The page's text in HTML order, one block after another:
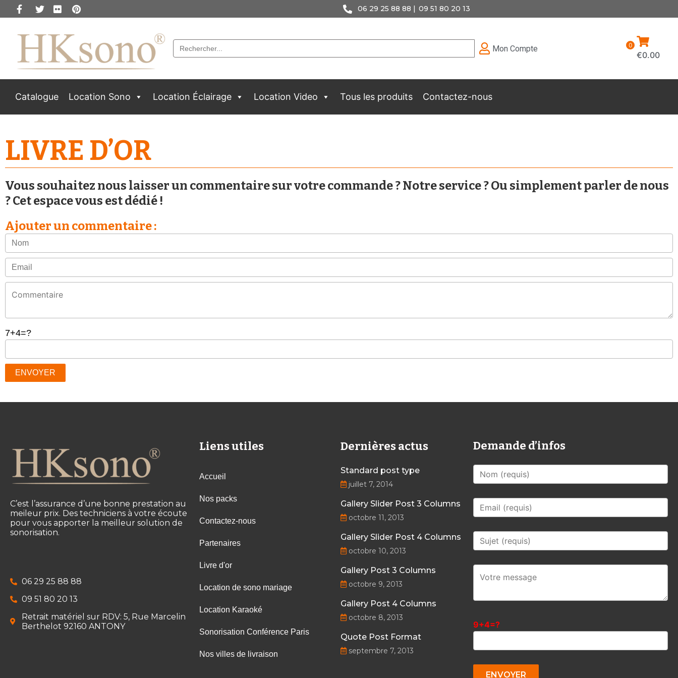
06 29 25 88 88 | 09 51 80 20 13
Search
for:
Mon Compte 0
€0.00
Catalogue Location Sono Location Éclairage Location Video Tous les produits Contactez-nous
LIVRE D’OR
Vous souhaitez nous laisser un commentaire sur votre commande ? Notre service ? Ou simplement parler de nous
? Cet espace vous est dédié !
Ajouter un commentaire :
7+4=?
C’est l’assurance d’une bonne prestation au
meileur prix. Des techniciens à votre écoute
pour vous apporter la meilleur solution de
sonorisation.
06 29 25 88 88
09 51 80 20 13
Retrait matériel sur RDV: 5, Rue Marcelin
Berthelot 92160 ANTONY
Liens utiles
Accueil
Nos packs
Contactez-nous
Partenaires
Livre d'or
Location de sono mariage
Location Karaoké
Sonorisation Conférence Paris
Nos villes de livraison
Dernières actus
Standard post type
juillet 7, 2014
Gallery Slider Post 3 Columns
octobre 11, 2013
Gallery Slider Post 4 Columns
octobre 10, 2013
Gallery Post 3 Columns
octobre 9, 2013
Gallery Post 4 Columns
octobre 8, 2013
Quote Post Format
septembre 7, 2013
Demande d’infos
9+4=?